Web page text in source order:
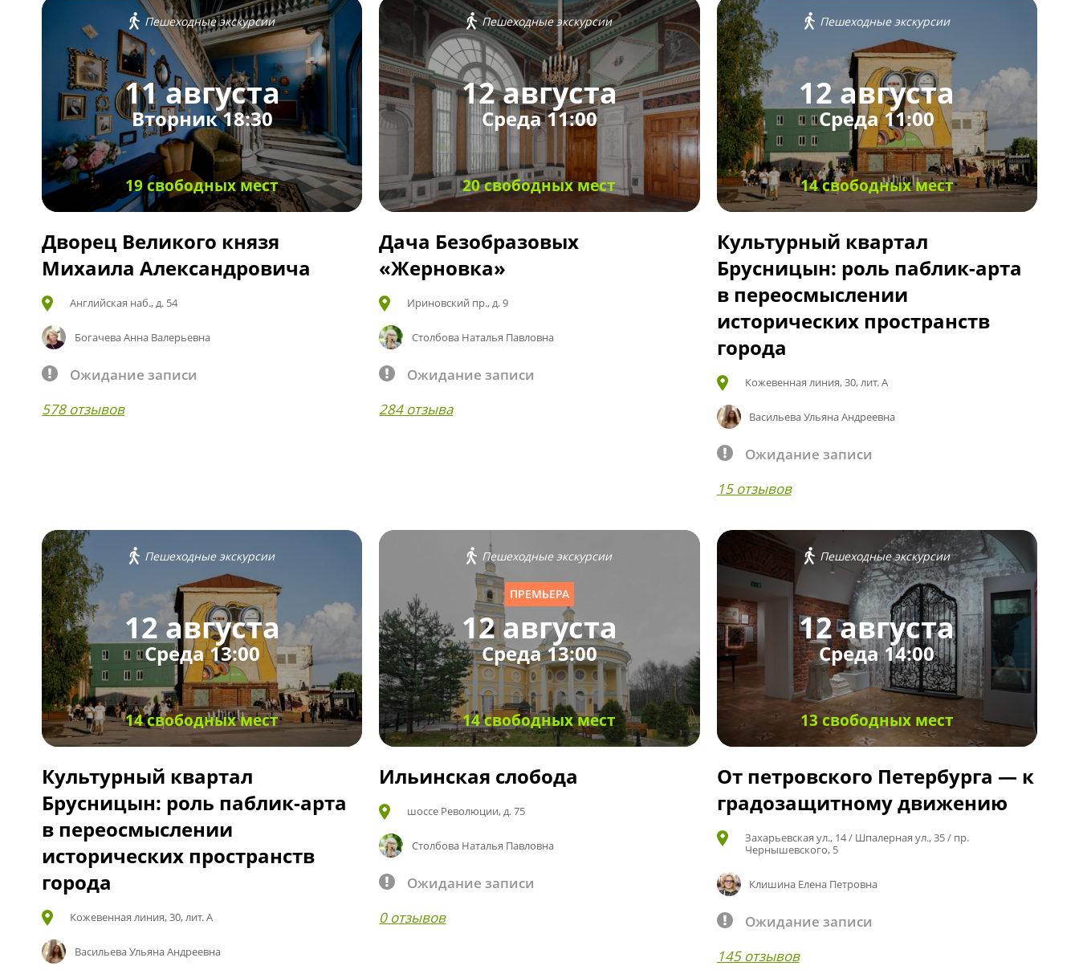
Пешеходные экскурсии
11 августа
Вторник 18:30
19 свободных мест
Дворец Великого князя
Михаила Александровича
Английская наб., д. 54
Богачева Анна Валерьевна
Ожидание записи
578 отзывов
Пешеходные экскурсии
12 августа
Среда 11:00
20 свободных мест
Дача Безобразовых
«Жерновка»
Ириновский пр., д. 9
Столбова Наталья Павловна
Ожидание записи
284 отзыва
Пешеходные экскурсии
12 августа
Среда 11:00
14 свободных мест
Культурный квартал
Брусницын: роль паблик-арта
в переосмыслении
исторических пространств
города
Кожевенная линия, 30, лит. А
Васильева Ульяна Андреевна
Ожидание записи
15 отзывов
Пешеходные экскурсии
12 августа
Среда 13:00
14 свободных мест
Культурный квартал
Брусницын: роль паблик-арта
в переосмыслении
исторических пространств
города
Кожевенная линия, 30, лит. А
Васильева Ульяна Андреевна
Пешеходные экскурсии
ПРЕМЬЕРА
12 августа
Среда 13:00
14 свободных мест
Ильинская слобода
шоссе Революции, д. 75
Столбова Наталья Павловна
Ожидание записи
0 отзывов
Пешеходные экскурсии
12 августа
Среда 14:00
13 свободных мест
От петровского Петербурга — к
градозащитному движению
Захарьевская ул., 14 / Шпалерная ул., 35 / пр.
Чернышевского, 5
Клишина Елена Петровна
Ожидание записи
145 отзывов